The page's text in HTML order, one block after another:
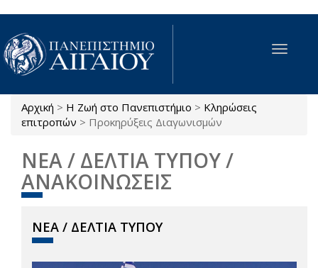
Παράκαμψη προς το κυρίως περιεχόμενο
Toggle
Είστε εδώ
Αρχική > Η Ζωή στο Πανεπιστήμιο > Κληρώσεις
επιτροπών > Προκηρύξεις Διαγωνισμών
ΝΕΑ / ΔΕΛΤΙΑ ΤΥΠΟΥ /
ΑΝΑΚΟΙΝΩΣΕΙΣ
ΝΕΑ / ΔΕΛΤΙΑ ΤΥΠΟΥ